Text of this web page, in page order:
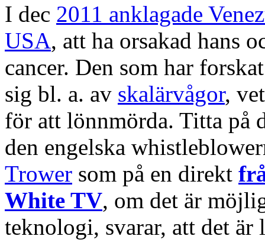
I dec 2011 anklagade
USA, att ha orsakad hans
cancer. Den som har
sig bl. a. av skalärvågor,
för att lönnmörda. Titta på
den engelska
Trower som på en direkt
White TV, om det är
teknologi, svarar, att det är